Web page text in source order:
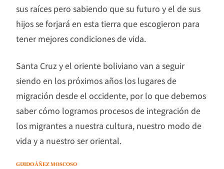
sus raíces pero sabiendo que su futuro y el de sus
hijos se forjará en esta tierra que escogieron para
tener mejores condiciones de vida.
Santa Cruz y el oriente boliviano van a seguir
siendo en los próximos años los lugares de
migración desde el occidente, por lo que debemos
saber cómo logramos procesos de integración de
los migrantes a nuestra cultura, nuestro modo de
vida y a nuestro ser oriental.
GUIDO ÁÑEZ MOSCOSO